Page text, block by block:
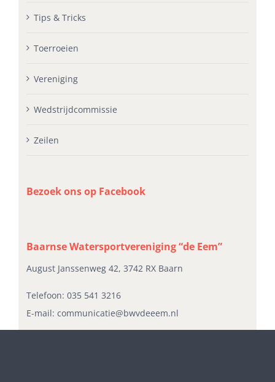
Tips & Tricks
Toerroeien
Vereniging
Wedstrijdcommissie
Zeilen
Bezoek ons op Facebook
Baarnse Watersportvereniging “de Eem”
August Janssenweg 42, 3742 RX Baarn
Telefoon:035 541 3216
E-mail:communicatie@bwvdeeem.nl